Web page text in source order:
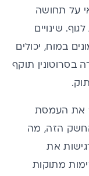
על תחושה
שינויים
במוח, יכולים
בסרוטונין תוקף
את העמסת
הזה, מה
את
מתוקות